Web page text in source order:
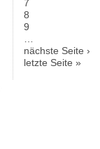
7
8
9
nächste Seite ›
letzte Seite »